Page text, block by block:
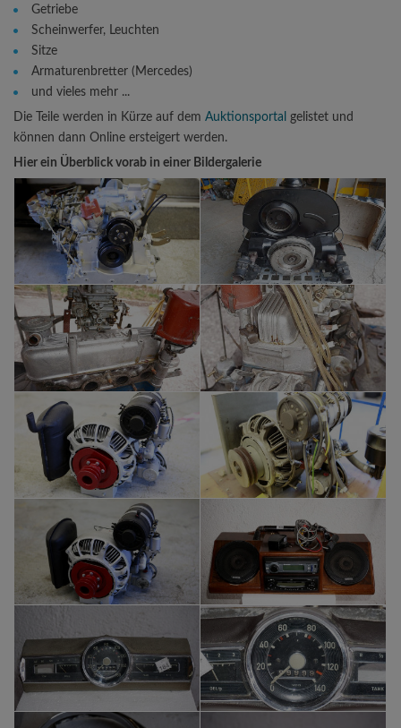
Getriebe
Scheinwerfer, Leuchten
Sitze
Armaturenbretter (Mercedes)
und vieles mehr ...
Die Teile werden in Kürze auf dem Auktionsportal gelistet und
können dann Online ersteigert werden.
Hier ein Überblick vorab in einer Bildergalerie